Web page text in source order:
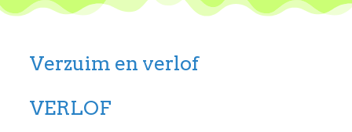
Verzuim en verlof
VERLOF